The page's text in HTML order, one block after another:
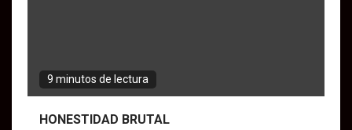
9 minutos de lectura
HONESTIDAD BRUTAL